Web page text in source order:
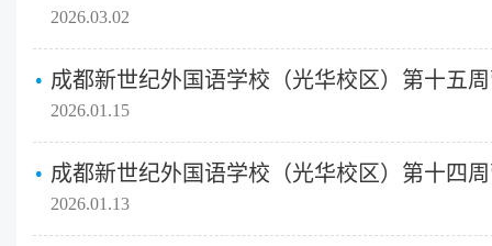
2026.03.02
成都新世纪外国语学校（光华校区）第十五
2026.01.15
成都新世纪外国语学校（光华校区）第十四
2026.01.13